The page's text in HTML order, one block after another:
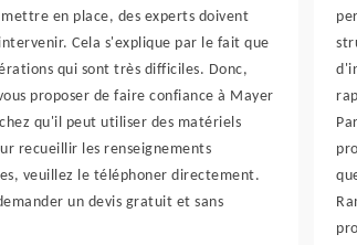
en place, des experts doivent
Cela s'explique par le fait que
qui sont très difficiles. Donc,
proposer de faire confiance à Mayer
qu'il peut utiliser des matériels
recueillir les renseignements
veuillez le téléphoner directement.
un devis gratuit et sans